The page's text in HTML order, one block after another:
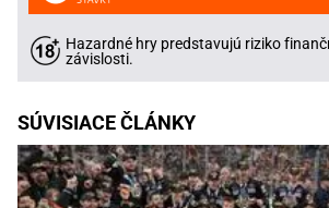
Hazardné hry predstavujú riziko
závislosti.
SÚVISIACE ČLÁNKY